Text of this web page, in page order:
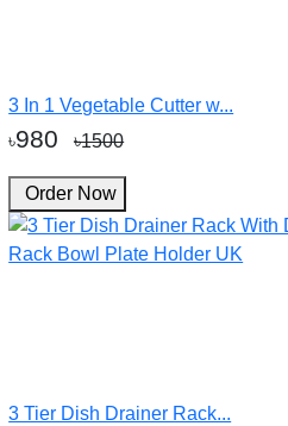
3 In 1 Vegetable Cutter w...
৳980 ৳1500
Order Now
3 Tier Dish Drainer Rack...